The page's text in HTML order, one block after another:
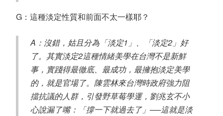
G：這種淡定性質和前面不太一樣耶？
A：沒錯，姑且分為「淡定1」、「淡定2」好
了。其實淡定2這種情緒美學在台灣不是新鮮
事，實踐得最徹底、最成功，最擁抱淡定美學
的，就是官場了。陳雲林來台灣時政府強力阻
擋抗議的人群，引發野草莓學運，劉兆玄不小
心說漏了嘴：「撐一下就過去了」──這就是淡